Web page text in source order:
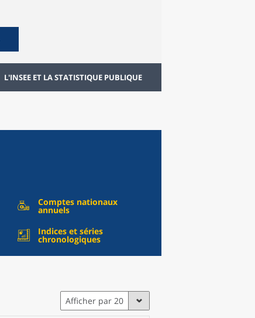
L'INSEE ET LA STATISTIQUE PUBLIQUE
Comptes nationaux
annuels
Indices et séries
chronologiques
Afficher par 20